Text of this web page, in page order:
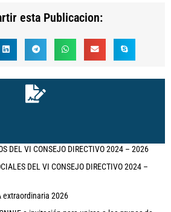
esta Publicacion:
DEL VI CONSEJO DIRECTIVO 2024 – 2026
DEL VI CONSEJO DIRECTIVO 2024 –
extraordinaria 2026